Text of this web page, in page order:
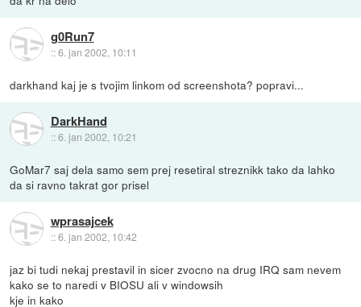
g0Run7
::6. jan 2002, 10:11
darkhand kaj je s tvojim linkom od screenshota? popravi...
DarkHand
::6. jan 2002, 10:21
GoMar7 saj dela samo sem prej resetiral streznikk tako da lahko
da si ravno takrat gor prisel
wprasajcek
::6. jan 2002, 10:42
jaz bi tudi nekaj prestavil in sicer zvocno na drug IRQ sam nevem
kako se to naredi v BIOSU ali v windowsih
kje in kako